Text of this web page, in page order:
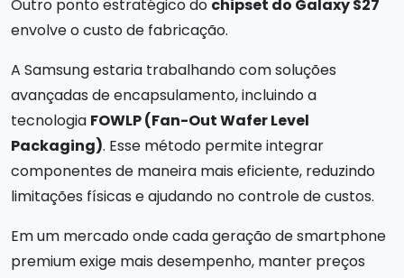
Outro ponto estratégico do chipset do Galaxy S27
envolve o custo de fabricação.
A Samsung estaria trabalhando com soluções
avançadas de encapsulamento, incluindo a
tecnologia FOWLP (Fan-Out Wafer Level
Packaging). Esse método permite integrar
componentes de maneira mais eficiente, reduzindo
limitações físicas e ajudando no controle de custos.
Em um mercado onde cada geração de smartphone
premium exige mais desempenho, manter preços